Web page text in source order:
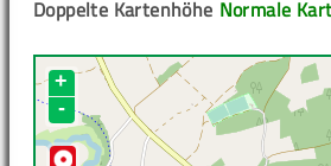
Normale
Doppelte Kartenhöhe
+
-